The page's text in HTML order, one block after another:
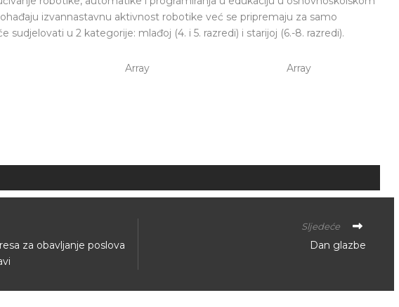
izvannastavnu aktivnost robotike već se pripremaju za samo
sudjelovati u 2 kategorije: mlađoj (4. i 5. razredi) i starijoj (6.-8. razredi).
Array Array
za obavljanje poslova
Sljedeće
Dan glazbe